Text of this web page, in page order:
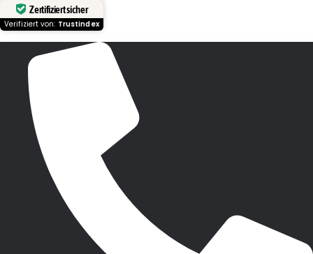
Zertifiziert sicher
Verifiziert von: Trustindex